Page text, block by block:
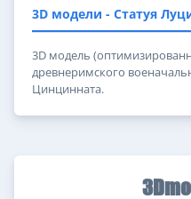
3D модели - Статуя
3D модель
древнеримского
Цинцинната.